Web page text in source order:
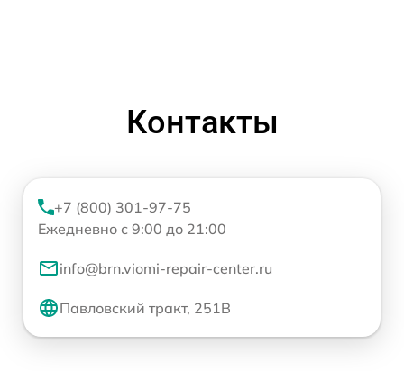
Контакты
+7 (800) 301-97-75
Ежедневно с 9:00 до 21:00
info@brn.viomi-repair-center.ru
Павловский тракт, 251В